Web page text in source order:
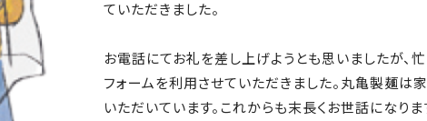
ていただきました。
お電話にてお礼を差し上げようとも思いましたが、
フォームを利用させていただきました。丸亀製麺は
いただいています。これからも末長くお世話になり